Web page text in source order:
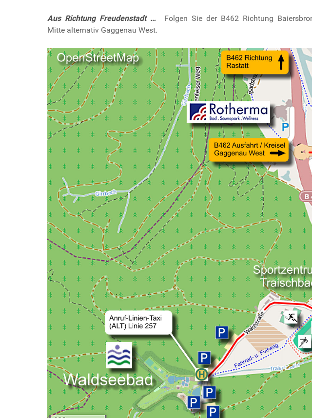
Aus Richtung Freudenstadt … Folgen Sie der B462 Richtung
Mitte alternativ Gaggenau West.